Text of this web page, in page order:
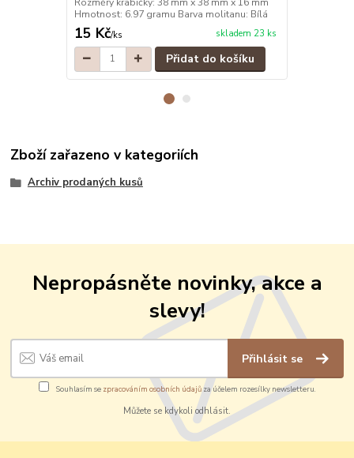
Hmotnost: 6.97 gramu Barva molitanu: Bílá
15 Kč/ks skladem 23 ks
Přidat do košíku
Zboží zařazeno v kategoriích
Archiv prodaných kusů
Nepropásněte novinky, akce a
slevy!
Přihlásit se
Souhlasím se zpracováním osobních údajůza účelem rozesílky newsletteru.
Můžete se kdykoli odhlásit.